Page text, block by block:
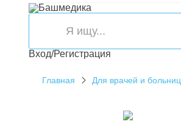
Вход/Регистрация
Главная Для врачей и больниц